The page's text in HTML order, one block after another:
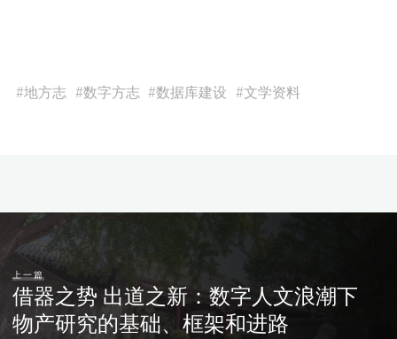
#地方志 #数字方志 #数据库建设 #文学资料
上一篇
借器之势 出道之新：数字人文浪潮下
物产研究的基础、框架和进路